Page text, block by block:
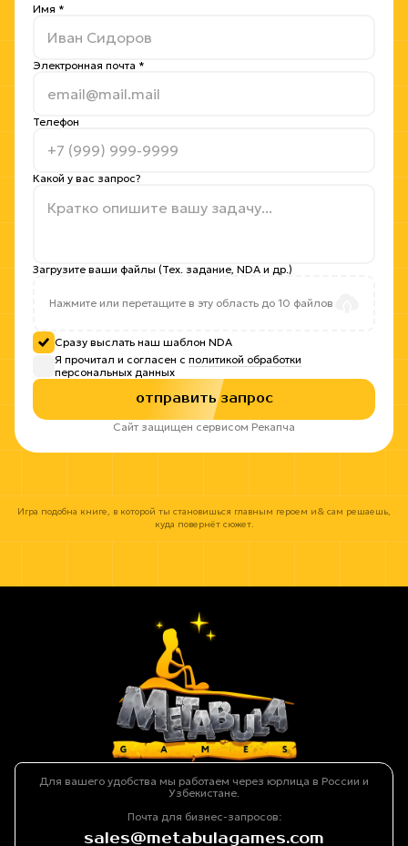
Имя *
Электронная почта *
Телефон
Какой у вас запрос?
Загрузите ваши файлы (Тех. задание, NDA и др.)
Нажмите или перетащите в эту область до 10 файлов
Сразу выслать наш шаблон NDA
Я прочитал и согласен сполитикой обработки
персональных данных
отправить запрос
Сайт защищен сервисом Рекапча
Игра подобна книге, в которой ты становишься главным героем и& сам решаешь,
куда повернёт сюжет.
Для вашего удобства мы работаем через юрлица в России и
Узбекистане.
Почта для бизнес-запросов:
sales@metabulagames.com